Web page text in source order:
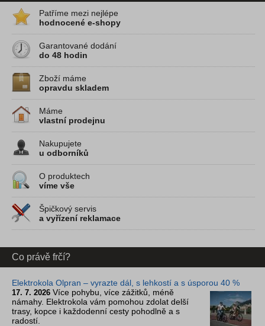
Patříme mezi nejlépe
hodnocené e-shopy
Garantované dodání
do 48 hodin
Zboží máme
opravdu skladem
Máme
vlastní prodejnu
Nakupujete
u odborníků
O produktech
víme vše
Špičkový servis
a vyřízení reklamace
Co právě frčí?
Elektrokola Olpran – vyrazte dál, s lehkostí a s úsporou 40 %
17. 7. 2026 Více pohybu, více zážitků, méně
námahy. Elektrokola vám pomohou zdolat delší
trasy, kopce i každodenní cesty pohodlně a s
radostí.